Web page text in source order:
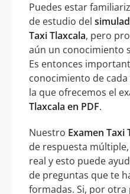
Puedes estar
de estudio del
Taxi Tlaxcala, pero
aún un conocimiento
Es entonces
conocimiento de
la que ofrecemos el
Tlaxcala en PDF.
Nuestro Examen Taxi
de respuesta
real y esto puede
de preguntas que te
formadas. Si, por